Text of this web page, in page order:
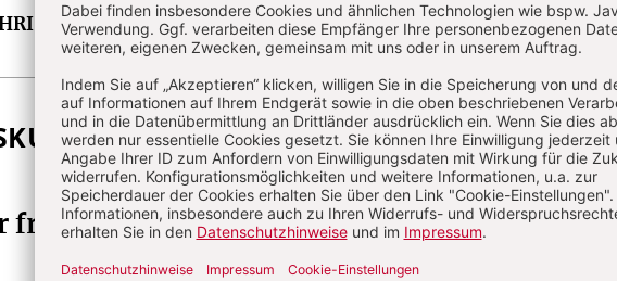
IN DER GEGENWART Die Redaktion.
freuen uns über Ihren Kommentar